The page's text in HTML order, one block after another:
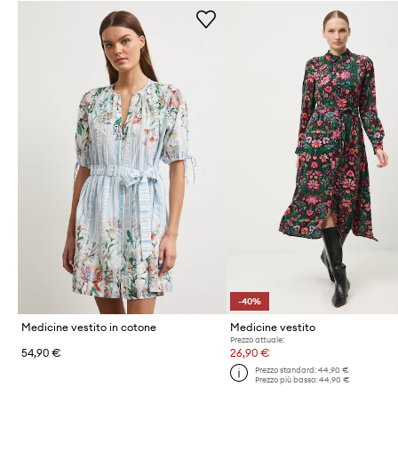
Medicine vestito in cotone
54,90 €
-40%
Medicine vestito
Prezzo attuale:
26,90 €
Prezzo standard: 44,90 €
Prezzo più basso: 44,90 €